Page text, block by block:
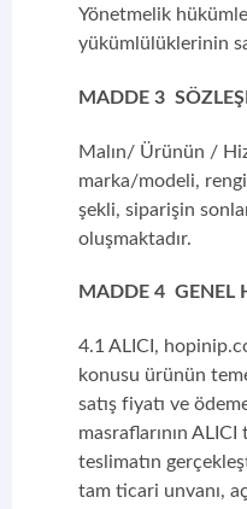
Yönetmelik
yükümlülüklerinin
MADDE 3
Malın/ Ürünün /
marka/modeli,
şekli, siparişin
oluşmaktadır.
MADDE 4 GENEL
4.1 ALICI,
konusu ürünün
satış fiyatı ve
masraflarının ALICI
teslimatın
tam ticari unvanı,